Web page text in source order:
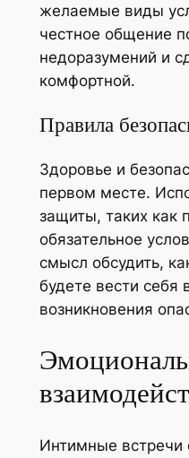
желаемые виды
честное общение
недоразумений и
комфортной.
Правила
Здоровье и
первом месте.
защиты, таких как
обязательное
смысл обсудить,
будете вести себя
возникновения
Интимные встречи